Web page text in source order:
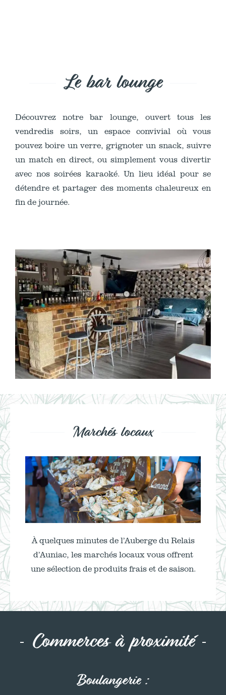
Le bar lounge
Découvrez notre bar lounge, ouvert tous les
vendredis soirs, un espace convivial où vous
pouvez boire un verre, grignoter un snack, suivre
un match en direct, ou simplement vous divertir
avec nos soirées karaoké. Un lieu idéal pour se
détendre et partager des moments chaleureux en
fin de journée.
Marchés locaux
À quelques minutes de l’Auberge du Relais
d’Auniac, les marchés locaux vous offrent
une sélection de produits frais et de saison.
Commerces à proximité
Boulangerie :